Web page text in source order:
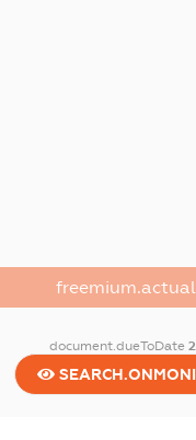
document.dueToDate